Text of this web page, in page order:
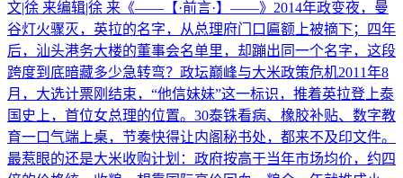
文|徐 来编辑|徐 来《——【·前言·】——》2014年政变夜，曼
谷灯火骤灭，英拉的名字，从总理府门口匾额上被摘下；四年
后，汕头港务大楼的董事会名单里，却蹦出同一个名字，这段
跨度到底暗藏多少急转弯？政坛巅峰与大米政策危机2011年8
月，大选计票刚结束，“他信妹妹”这一标识，推着英拉登上泰
国史上，首位女总理的位置。30泰铢看病、橡胶补贴、数字教
育一口气端上桌，节奏快得让内阁秘书处，都来不及印文件。
最惹眼的还是大米收购计划：政府按高于当年市场均价，约四